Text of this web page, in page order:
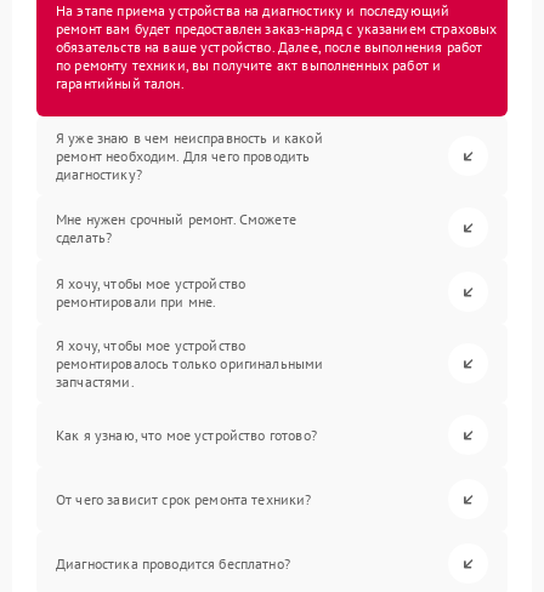
На этапе приема устройства на диагностику и последующий
ремонт вам будет предоставлен заказ-наряд с указанием страховых
обязательств на ваше устройство. Далее, после выполнения работ
по ремонту техники, вы получите акт выполненных работ и
гарантийный талон.
Я уже знаю в чем неисправность и какой
ремонт необходим. Для чего проводить
диагностику?
Мне нужен срочный ремонт. Сможете
сделать?
Я хочу, чтобы мое устройство
ремонтировали при мне.
Я хочу, чтобы мое устройство
ремонтировалось только оригинальными
запчастями.
Как я узнаю, что мое устройство готово?
От чего зависит срок ремонта техники?
Диагностика проводится бесплатно?